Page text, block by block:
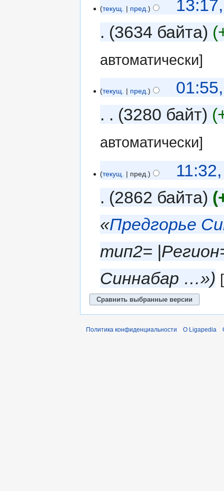
текущ. пред.
3634 байта
автоматически]
текущ. пред.
3280 байт
автоматически]
текущ. пред.
2862 байта
«Предгорье
тип2=
Синнабар …»
Политика конфиденциальности О Ligapedia